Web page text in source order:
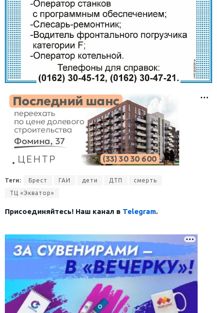
Теги: Брест ГАИ дети ДТП
смерть
ТЦ «Экватор»
Присоединяйтесь! Наш канал в Telegram.